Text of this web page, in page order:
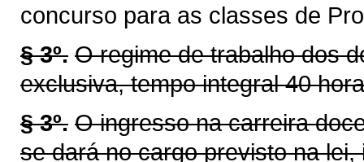
concurso para as classes de
§ 3º. O regime de trabalho dos
exclusiva, tempo integral 40
§ 3º. O ingresso na carreira
se dará no cargo previsto na